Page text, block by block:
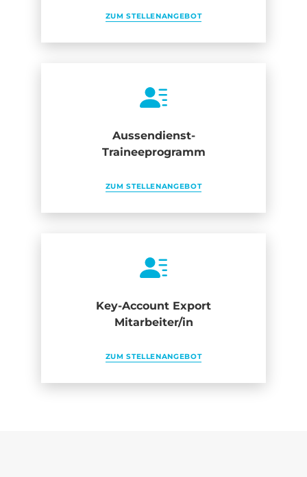
ZUM STELLENANGEBOT
Aussendienst-
Traineeprogramm
ZUM STELLENANGEBOT
Key-Account Export
Mitarbeiter/in
ZUM STELLENANGEBOT